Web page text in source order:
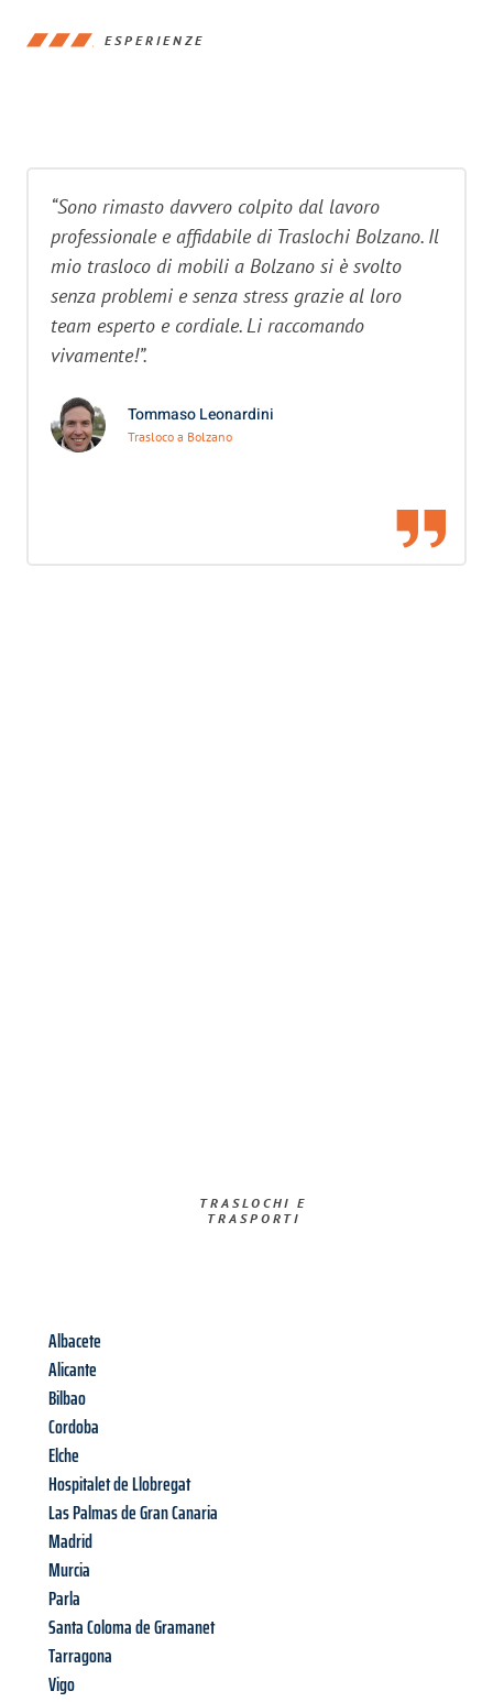
ESPERIENZE
“Sono rimasto davvero colpito dal lavoro
professionale e affidabile di Traslochi Bolzano. Il
mio trasloco di mobili a Bolzano si è svolto
senza problemi e senza stress grazie al loro
team esperto e cordiale. Li raccomando
vivamente!”.
Tommaso Leonardini
Trasloco a Bolzano
TRASLOCHI E
TRASPORTI​
Albacete
Alicante
Bilbao
Cordoba
Elche
Hospitalet de Llobregat
Las Palmas de Gran Canaria
Madrid
Murcia
Parla
Santa Coloma de Gramanet
Tarragona
Vigo